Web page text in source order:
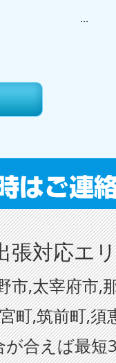
...
張対応エ
市,太宰府市,
町,筑前町,須
合えば最